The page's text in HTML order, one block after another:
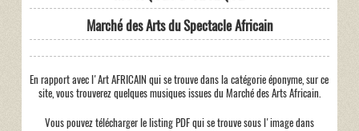
Marché des Arts du Spectacle Africain
En rapport avec l'Art AFRICAIN qui se trouve dans la catégorie éponyme, sur ce
site, vous trouverez quelques musiques issues du Marché des Arts Africain.
Vous pouvez télécharger le listing PDF qui se trouve sous l'image dans